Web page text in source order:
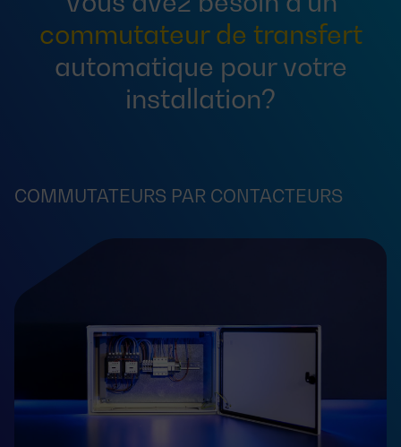
commutateur de transfert
automatique pour votre
installation?
COMMUTATEURS PAR CONTACTEURS